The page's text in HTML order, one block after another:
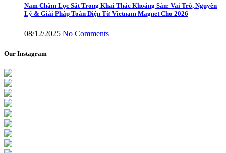
Nam Châm Lọc Sắt Trong Khai Thác Khoáng Sản: Vai Trò, Nguyên
Lý & Giải Pháp Toàn Diện Từ Vietnam Magnet Cho 2026
08/12/2025 No Comments
Our Instagram